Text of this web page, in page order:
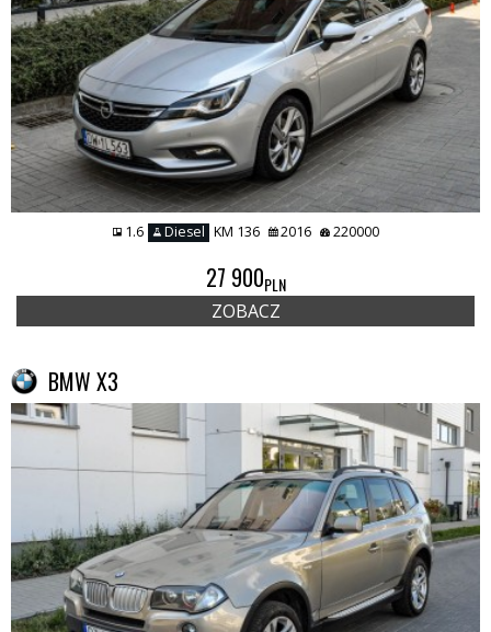
1.6 Diesel KM 136 2016 220000
27 900PLN
ZOBACZ
BMW X3